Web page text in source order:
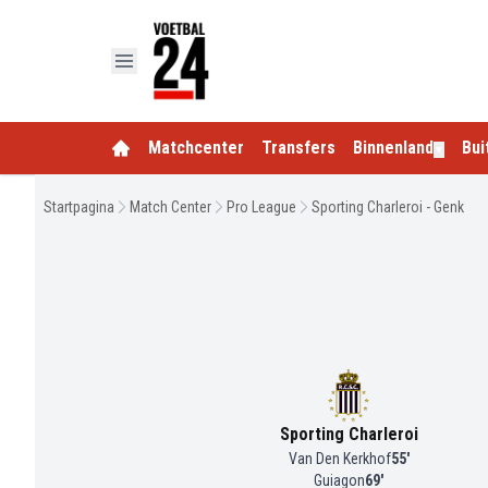
Matchcenter Transfers Binnenland
Startpagina Match Center Pro League Sporting Charleroi - Genk
Sporting Charleroi
Van Den Kerkhof55'
Guiagon69'